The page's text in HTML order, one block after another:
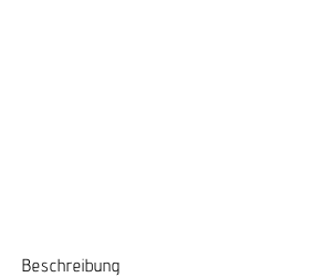
Beschreibung